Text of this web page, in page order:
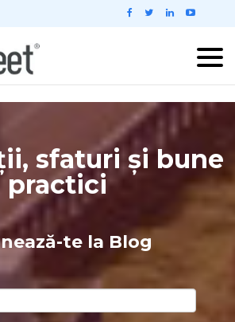
sfaturi și bune
practici
te la Blog